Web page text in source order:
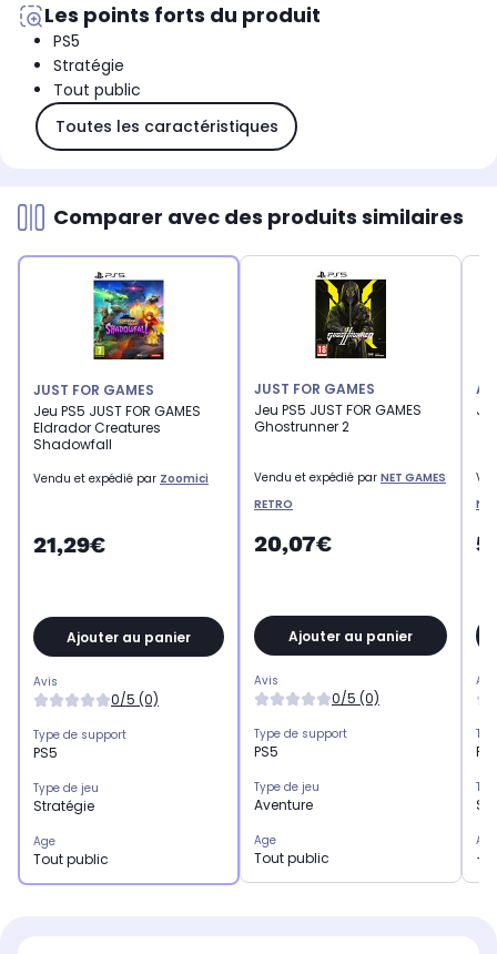
Les points forts du produit
PS5
Stratégie
Tout public
Toutes les caractéristiques
Comparer avec des produits similaires
JUST FOR GAMES
Jeu PS5 JUST FOR GAMES
Eldrador Creatures
Shadowfall
Vendu et expédié par Zoomici
21,29€
Ajouter au panier
Avis
0/5 (0)
Type de support
PS5
Type de jeu
Stratégie
Age
Tout public
JUST FOR GAMES
Jeu PS5 JUST FOR GAMES
Ghostrunner 2
Vendu et expédié par NET GAMES
RETRO
20,07€
Ajouter au panier
Avis
0/5 (0)
Type de support
PS5
Type de jeu
Aventure
Age
Tout public
Age